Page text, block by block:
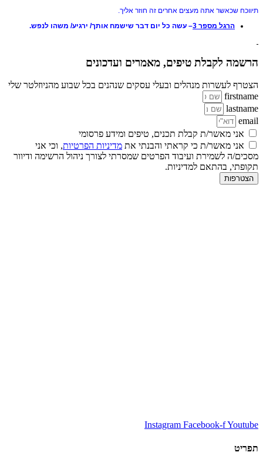
תיווכח שכאשר אתה מעצים אחרים זה חוזר אליך.
הרגל מספר 3
– עשה כל יום דבר שישמח אותך/ ירגיע/ משהו לנפש.
הרשמה לקבלת טיפים, מאמרים ועדכונים
הצטרף לעשרות מנהלים ובעלי עסקים שנהנים בכל שבוע מהניוזלטר שלי
firstname
lastname
email
אני מאשר/ת קבלת תכנים, טיפים ומידע פרסומי
אני מאשר/ת כי קראתי והבנתי את מדיניות הפרטיות, וכי אני
מסכים/ה לשמירת ועיבוד הפרטים שמסרתי לצורך ניהול הרשימה ודיוור
תקופתי, בהתאם למדיניות.
הצטרפות
Instagram Facebook-fYoutube
תפריט